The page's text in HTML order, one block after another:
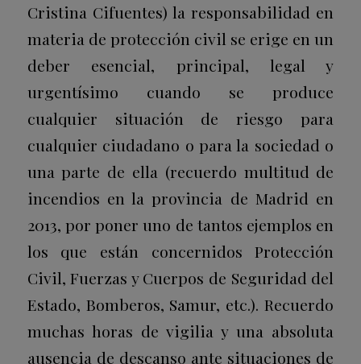
Cristina Cifuentes) la responsabilidad en
materia de protección civil se erige en un
deber esencial, principal, legal y
urgentísimo cuando se produce
cualquier situación de riesgo para
cualquier ciudadano o para la sociedad o
una parte de ella (recuerdo multitud de
incendios en la provincia de Madrid en
2013, por poner uno de tantos ejemplos en
los que están concernidos Protección
Civil, Fuerzas y Cuerpos de Seguridad del
Estado, Bomberos, Samur, etc.). Recuerdo
muchas horas de vigilia y una absoluta
ausencia de descanso ante situaciones de